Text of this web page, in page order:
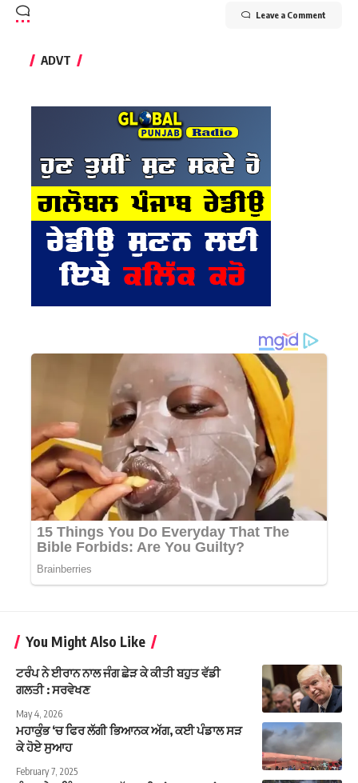
Leave a Comment
ADVT
You Might Also Like
ਟਰੰਪ ਨੇ ਈਰਾਨ ਨਾਲ ਜੰਗ ਛੇੜ ਕੇ ਕੀਤੀ ਬਹੁਤ ਵੱਡੀ
ਗਲਤੀ : ਸਰਵੇਖਣ
May 4, 2026
ਮਹਾਕੁੰਭ ‘ਚ ਫਿਰ ਲੱਗੀ ਭਿਆਨਕ ਅੱਗ, ਕਈ ਪੰਡਾਲ ਸੜ
ਕੇ ਹੋਏ ਸੁਆਹ
February 7, 2025